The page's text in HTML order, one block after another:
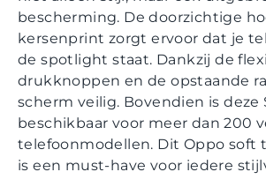
bescherming. De doorzichtige
kersenprint zorgt ervoor dat je
de spotlight staat. Dankzij de
drukknoppen en de opstaande
scherm veilig. Bovendien is deze
beschikbaar voor meer dan 200
telefoonmodellen. Dit Oppo soft
is een must-have voor iedere